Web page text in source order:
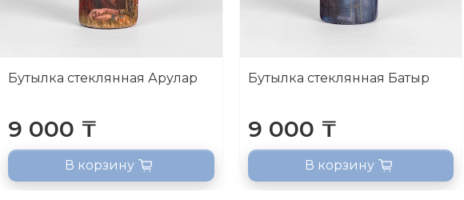
Бутылка стеклянная Арулар
9 000 ₸
В корзину
Бутылка стеклянная Батыр
9 000 ₸
В корзину